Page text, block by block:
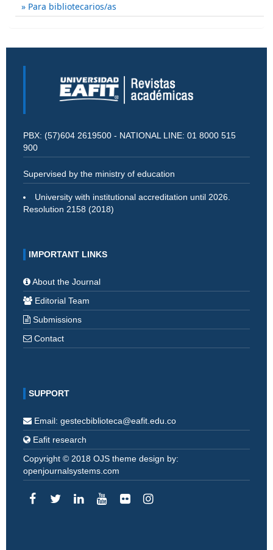
Para bibliotecarios/as
PBX: (57)604 2619500 - NATIONAL LINE: 01 8000 515
900
Supervised by the ministry of education
University with institutional accreditation until 2026.
Resolution 2158 (2018)
IMPORTANT LINKS
About the Journal
Editorial Team
Submissions
Contact
SUPPORT
Email: gestecbiblioteca@eafit.edu.co
Eafit research
Copyright © 2018 OJS theme design by:
openjournalsystems.com